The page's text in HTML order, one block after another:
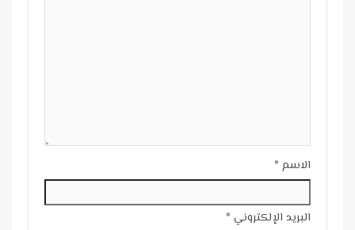
الاسم *
البريد الإلكتروني *